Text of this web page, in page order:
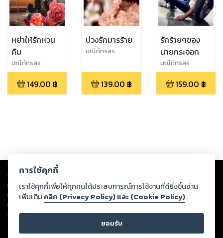
หย่าให้รักหวน
คืน
มณีภัทรสร
149.00 ฿
บ่วงรักมารร้าย
มณีภัทรสร
139.00 ฿
รักร้ายๆของ
นายกระจอก
มณีภัทรสร
159.00 ฿
Copyright © 2026
ต่อผลงานหรือเนื้อหาใดที่อัปโหลดผ่านเว็บไซต์และปรากฏว่าละเมิดสิทธิใน
ทรัพย์สินทางปัญญาของบุคคลอื่นหรือขัดต่อกฎหมายและศีลธรรม ดังนั้น ผู้อ่าน
ทุกท่านโปรดใช้วิจารณญาณในการกลั่นกรองด้วยตนเอง และหากท่านพบว่าส่วน
หนึ่งส่วนใดขัดต่อกฎหมายและศีลธรรม กรุณาแจ้งมายังบริษัท เพื่อทีมงานจะได้
ดำเนินการในทันที ทั้งนี้ ทางสตอรี่ล็อกขอสงวนลิขสิทธิ์ตามพระราชบัญญัติ
ลิขสิทธิ์ พ.ศ. 2537 (ฉบับล่าสุด)
การใช้คุกกี้
เราใช้คุกกี้เพื่อให้ทุกคนได้ประสบการณ์การใช้งานที่ดียิ่งขึ้นอ่าน
เพิ่มเติม คลิก (Privacy Policy) และ (Cookie Policy)
ยอมรับ